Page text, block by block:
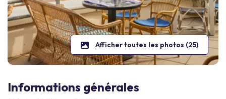
Afficher toutes les photos (25)
Informations générales